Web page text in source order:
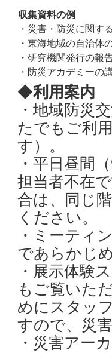
収集資料の例
・災害・防災に関す
・東海地域の自治体
・研究機関発行の報
・防災アカデミーの
◆利用案内
・地域防災
たでもご利
す）。
・平日昼間
担当者不在
合は、同じ
ください。
・ミーティ
であらかじ
・展示体験
もご覧いた
めにスタッ
すので、災
・災害アー